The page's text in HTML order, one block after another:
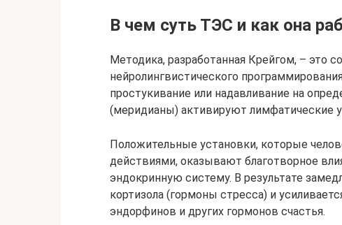
В чем суть ТЭС и как она
Методика, разработанная Крейгом, – это
нейролингвистического
простукивание или надавливание на
(меридианы) активируют лимфатические
Положительные установки, которые
действиями, оказывают благотворное
эндокринную систему. В результате
кортизола (гормоны стресса) и
эндорфинов и других гормонов счастья.